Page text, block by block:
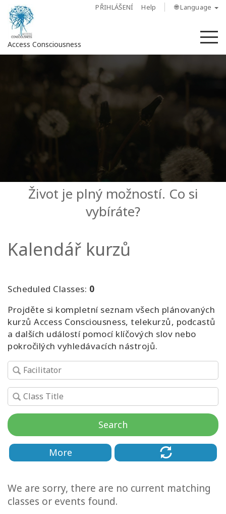
PŘIHLÁŠENÍ Help 🌐 Language
Access Consciousness
Your
Account
Access
Bars
Kurzy
More
Novinky
CONTACT
SEARCH
Život je plný možností. Co si
vybíráte?
Kalendář kurzů
Scheduled Classes: 0
Projděte si kompletní seznam všech plánovaných
kurzů Access Consciousness, telekurzů, podcastů
a dalších událostí pomocí klíčových slov nebo
pokročilých vyhledávacích nástrojů.
Search
More
We are sorry, there are no current matching
classes or events found.